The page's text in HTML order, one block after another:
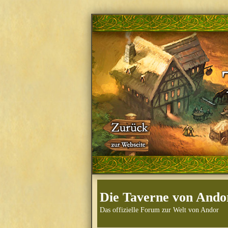
Die Taverne von
Das offizielle Forum zur Welt von Andor